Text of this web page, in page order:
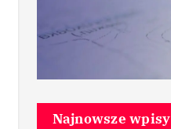
Najnowsze wpisy